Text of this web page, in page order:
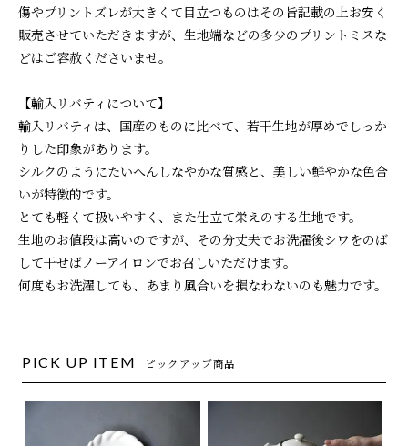
傷やプリントズレが大きくて目立つものはその旨記載の上お安く
販売させていただきますが、生地端などの多少のプリントミスな
どはご容赦くださいませ。
【輸入リバティについて】
輸入リバティは、国産のものに比べて、若干生地が厚めでしっか
りした印象があります。
シルクのようにたいへんしなやかな質感と、美しい鮮やかな色合
いが特徴的です。
とても軽くて扱いやすく、また仕立て栄えのする生地です。
生地のお値段は高いのですが、その分丈夫でお洗濯後シワをのば
して干せばノーアイロンでお召しいただけます。
何度もお洗濯しても、あまり風合いを損なわないのも魅力です。
PICK UP ITEM ピックアップ商品